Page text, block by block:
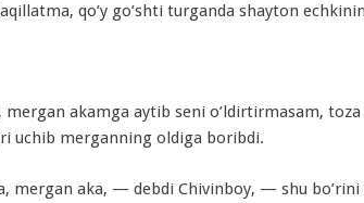
qo’y go’shti turganda shayton
akamga aytib seni o’ldirtirmasam,
uchib merganning oldiga boribdi.
mergan aka, — debdi Chivinboy, — shu